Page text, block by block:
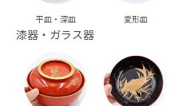
平皿・深皿 変形皿
漆器・ガラス器